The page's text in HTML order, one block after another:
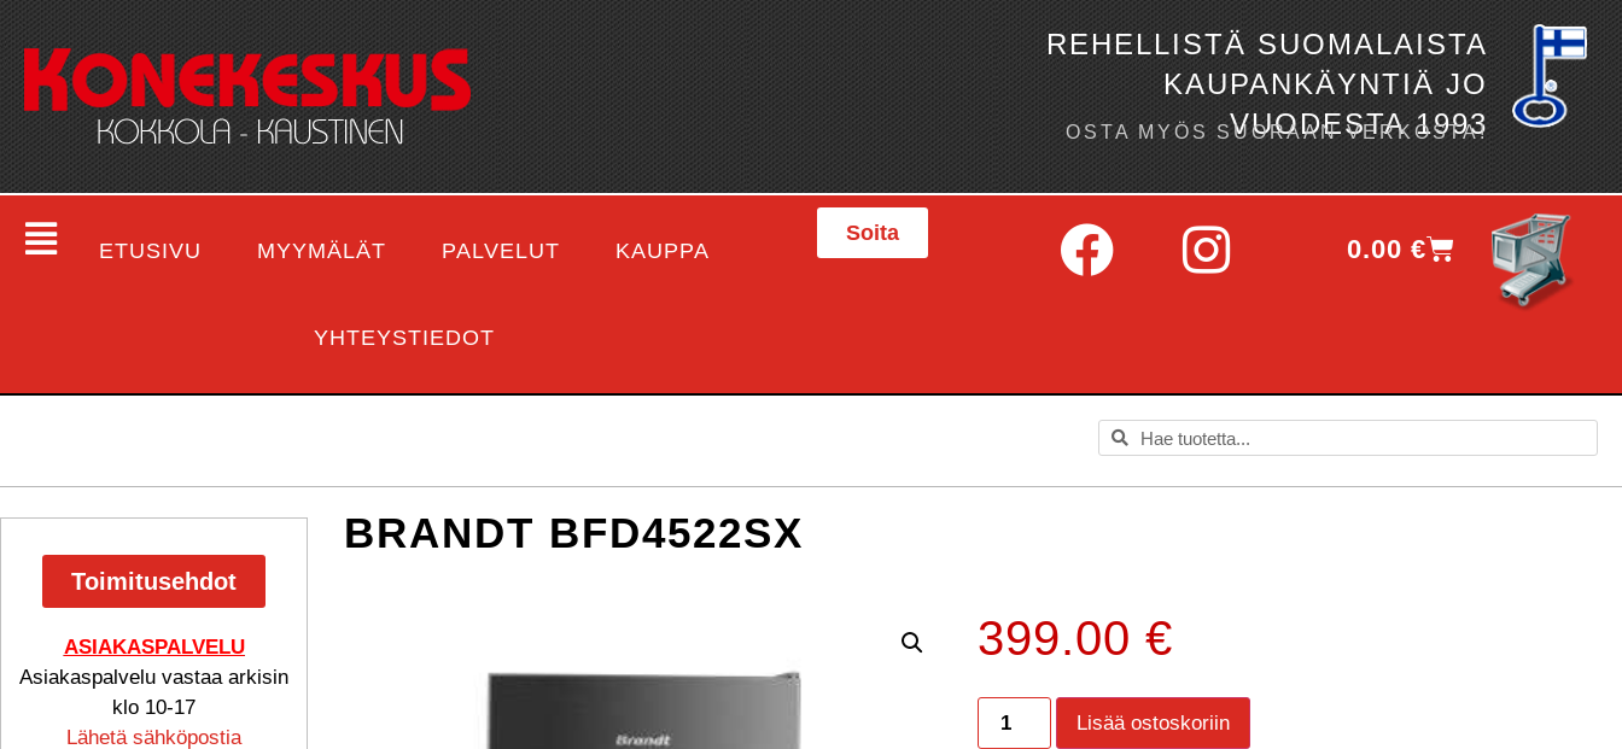
REHELLISTÄ SUOMALAISTA
KAUPANKÄYNTIÄ JO
VUODESTA 1993
OSTA MYÖS SUORAAN VERKOSTA!
ETUSIVU MYYMÄLÄT PALVELUT KAUPPA
YHTEYSTIEDOT
Soita
0.00€
Toimitusehdot
ASIAKASPALVELU
Asiakaspalvelu vastaa arkisin
klo 10-17
Lähetä sähköpostia
BRANDT BFD4522SX
399.00 €
Lisää ostoskoriin